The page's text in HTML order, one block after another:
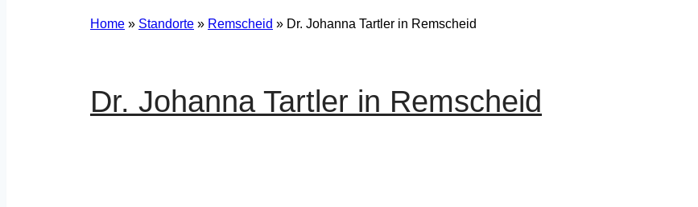
Home » Standorte » Remscheid » Dr. Johanna Tartler in Remscheid
Dr. Johanna Tartler in Remscheid